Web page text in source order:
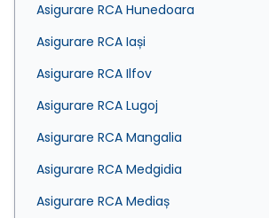
Asigurare RCA Hunedoara
Asigurare RCA Iași
Asigurare RCA Ilfov
Asigurare RCA Lugoj
Asigurare RCA Mangalia
Asigurare RCA Medgidia
Asigurare RCA Mediaș